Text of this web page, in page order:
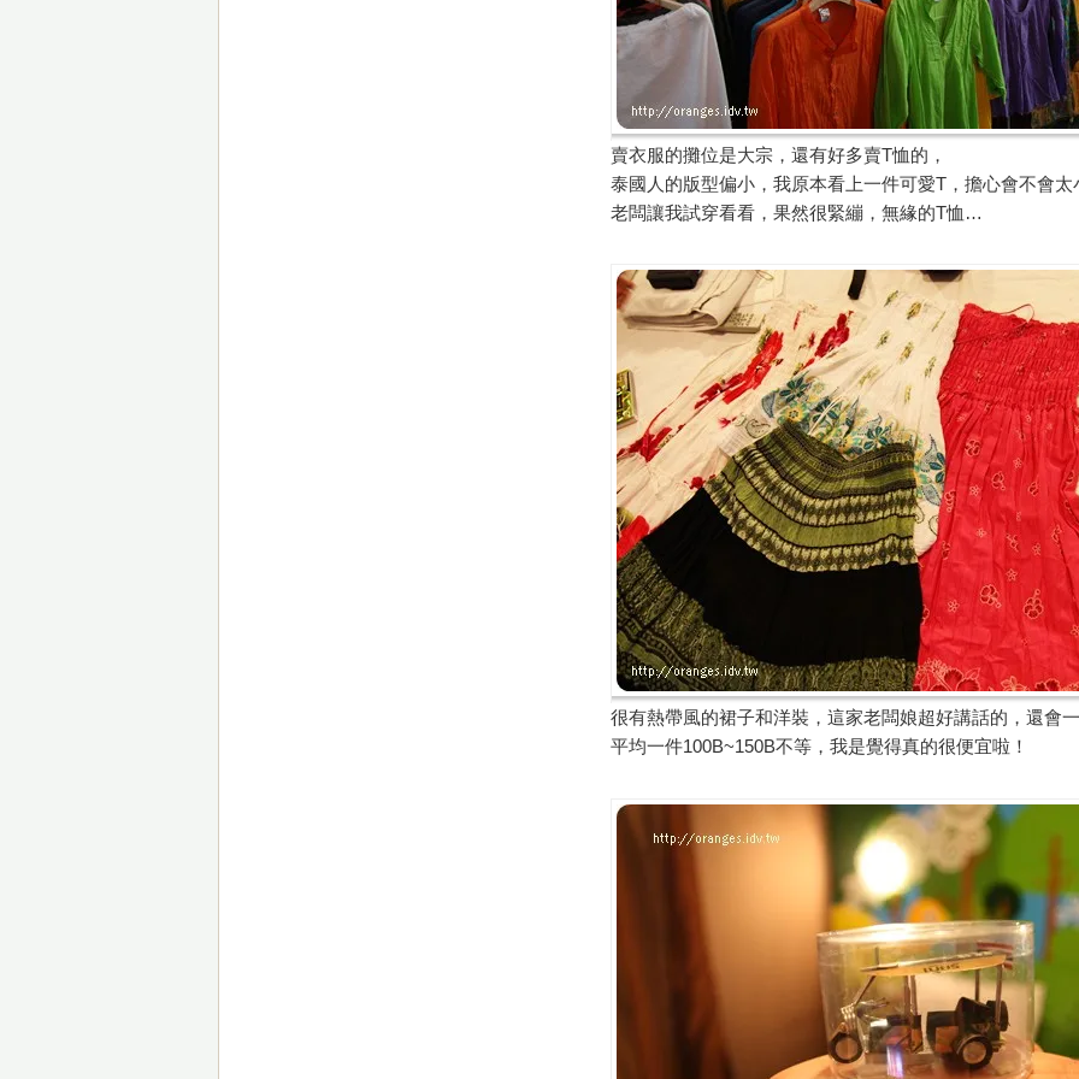
賣衣服的攤位是大宗，還有好多賣T恤的，
泰國人的版型偏小，我原本看上一件可愛T，擔心會不會太
老闆讓我試穿看看，果然很緊繃，無緣的T恤…
很有熱帶風的裙子和洋裝，這家老闆娘超好講話的，還會
平均一件100B~150B不等，我是覺得真的很便宜啦！